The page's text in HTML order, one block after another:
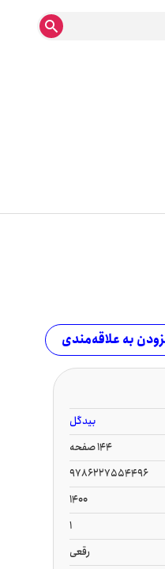
به علاقه‌مندی
بیدگل
144 صفحه
9786227554496
1400
1
رقعی